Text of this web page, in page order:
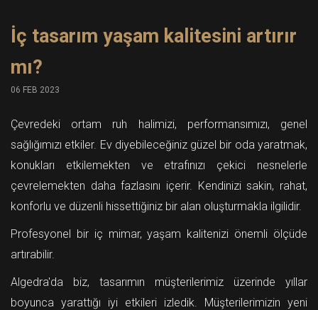
İç tasarım yaşam kalitesini artırır
mı?
06 FEB 2023
Çevredeki ortam ruh halimizi, performansımızı, genel
sağlığımızı etkiler. Ev diyebileceğiniz güzel bir oda yaratmak,
konukları etkilemekten ve etrafınızı çekici nesnelerle
çevrelemekten daha fazlasını içerir. Kendinizi sakin, rahat,
konforlu ve düzenli hissettiğiniz bir alan oluşturmakla ilgilidir.
Profesyonel bir iç mimar, yaşam kalitenizi önemli ölçüde
artırabilir.
Algedra'da biz, tasarımın müşterilerimiz üzerinde yıllar
boyunca yarattığı iyi etkileri izledik. Müşterilerimizin yeni